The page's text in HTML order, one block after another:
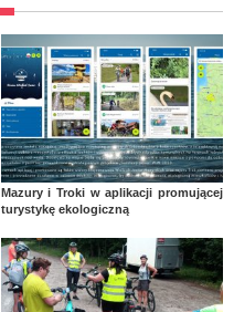
Mazury i Troki w aplikacji promującej
turystykę ekologiczną